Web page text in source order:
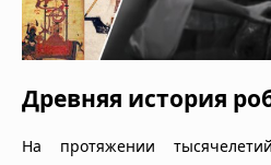
Древняя история
На протяжении